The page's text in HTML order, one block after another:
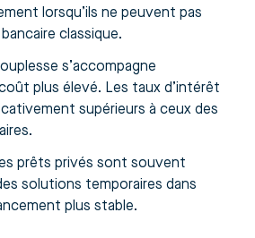
lorsqu’ils ne peuvent pas
classique.
s’accompagne
plus élevé. Les taux d’intérêt
supérieurs à ceux des
prêts privés sont souvent
solutions temporaires dans
plus stable.